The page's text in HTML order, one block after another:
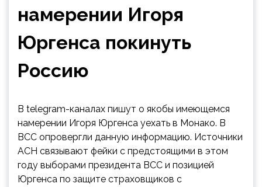
намерении Игоря
Юргенса покинуть
Россию
В telegram-каналах пишут о якобы имеющемся
намерении Игоря Юргенса уехать в Монако. В
ВСС опровергли данную информацию. Источники
АСН связывают фейки с предстоящими в этом
году выборами президента ВСС и позицией
Юргенса по защите страховщиков с